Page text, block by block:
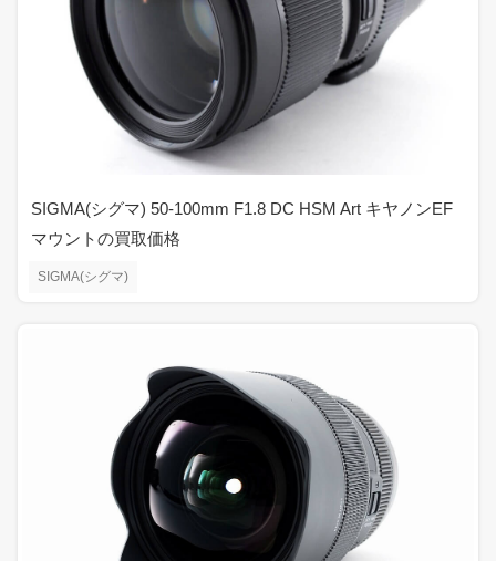
SIGMA(シグマ)
SIGMA(シグマ) 50-100mm F1.8 DC HSM Art キヤノンEF
マウントの買取価格